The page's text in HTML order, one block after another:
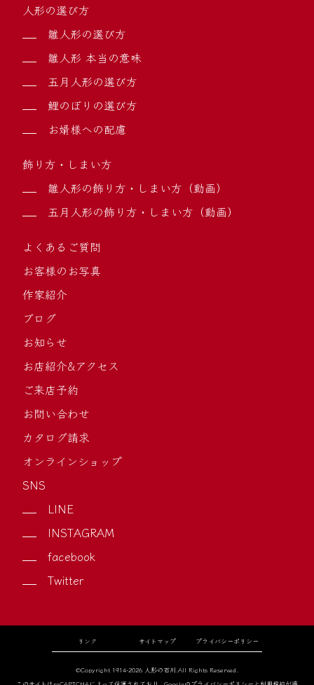
人形の選び方
雛人形の選び方
雛人形 本当の意味
五月人形の選び方
鯉のぼりの選び方
お婿様への配慮
飾り方・しまい方
雛人形の飾り方・しまい方（動画）
五月人形の飾り方・しまい方（動画）
よくあるご質問
お客様のお写真
作家紹介
ブログ
お知らせ
お店紹介&アクセス
ご来店予約
お問い合わせ
カタログ請求
オンラインショップ
SNS
LINE
INSTAGRAM
facebook
Twitter
リンク サイトマップ プライバシーポリシー
©Copyright 1914-2026 人形の石川.All Rights Reserved.